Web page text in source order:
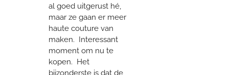
al goed uitgerust hé,
maar ze gaan er meer
haute couture van
maken. Interessant
moment om nu te
kopen. Het
bijzonderste is dat de